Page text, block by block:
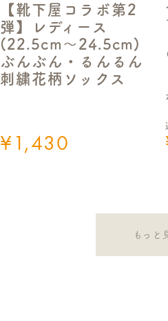
【靴下屋コラボ第2
弾】レディース
(22.5cm～24.5cm)
ぶんぶん・るんるん
刺繍花柄ソックス
¥1,430
もっと